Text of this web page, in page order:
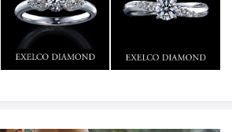
に本物の輝きを一生身に着けていただきた
ァージン・ダイヤモンド」「ハードプラチ
容」にこだわっています。